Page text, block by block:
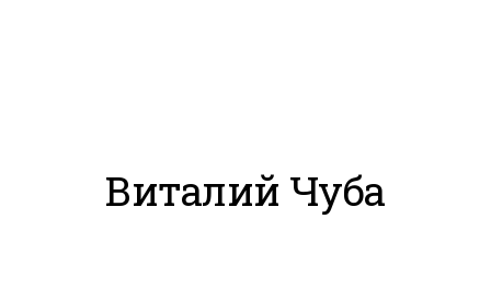
Виталий Чуба